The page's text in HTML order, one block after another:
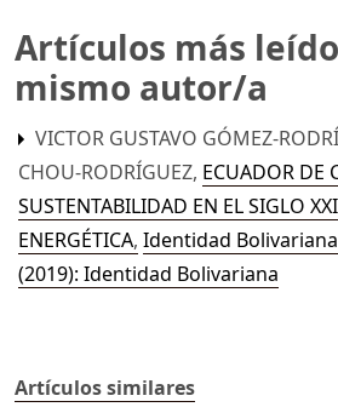
Artículos más
mismo autor/a
VICTOR GUSTAVO GÓMEZ-
CHOU-RODRÍGUEZ, ECUADOR DE
SUSTENTABILIDAD EN EL SIGLO
ENERGÉTICA, Identidad
(2019): Identidad Bolivariana
Artículos similares